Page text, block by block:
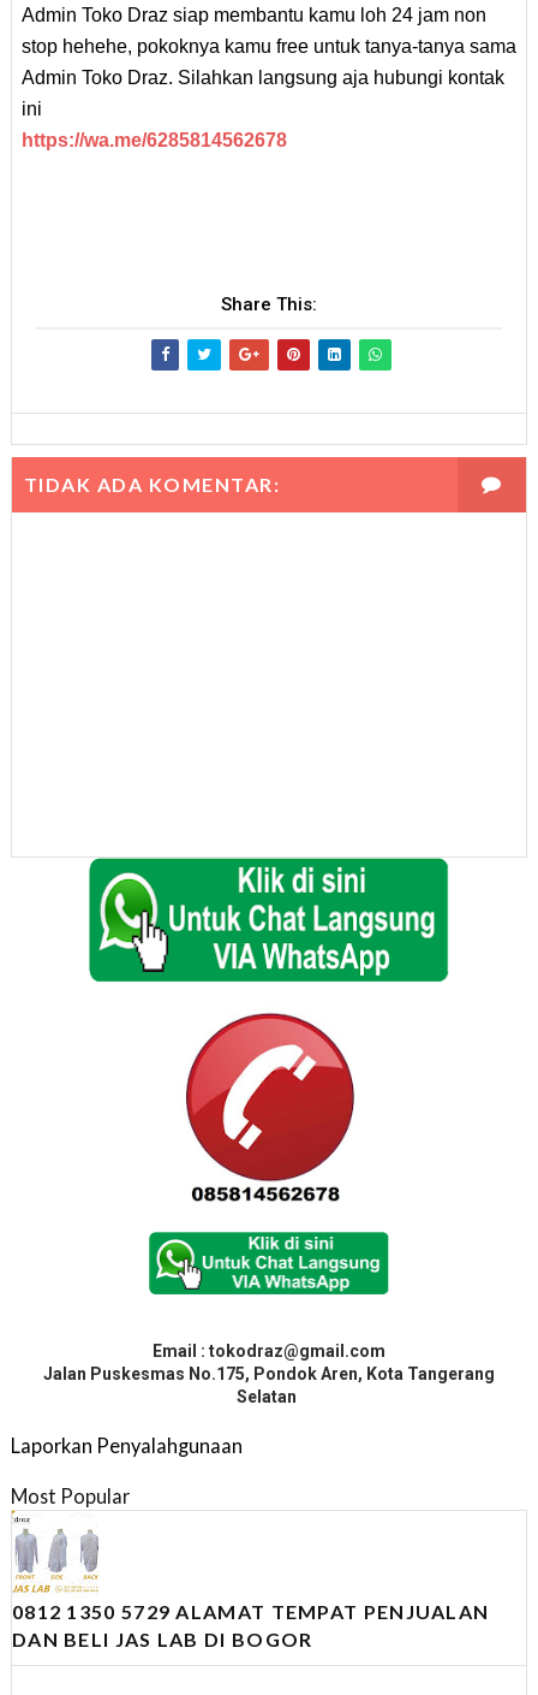
Admin Toko Draz siap membantu kamu loh 24 jam non
stop hehehe, pokoknya kamu free untuk tanya-tanya sama
Admin Toko Draz. Silahkan langsung aja hubungi kontak
ini
https://wa.me/6285814562678
Share This:
TIDAK ADA KOMENTAR:
Email : tokodraz@gmail.com
Jalan Puskesmas No.175, Pondok Aren, Kota Tangerang
Selatan
Laporkan Penyalahgunaan
Most Popular
0812 1350 5729 ALAMAT TEMPAT PENJUALAN
DAN BELI JAS LAB DI BOGOR